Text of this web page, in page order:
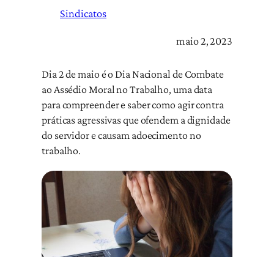
Sindicatos
maio 2, 2023
Dia 2 de maio é o Dia Nacional de Combate
ao Assédio Moral no Trabalho, uma data
para compreender e saber como agir contra
práticas agressivas que ofendem a dignidade
do servidor e causam adoecimento no
trabalho.